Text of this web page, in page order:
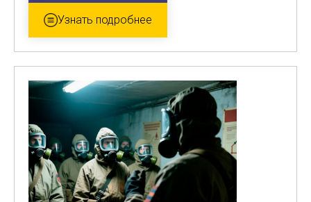
Узнать подробнее